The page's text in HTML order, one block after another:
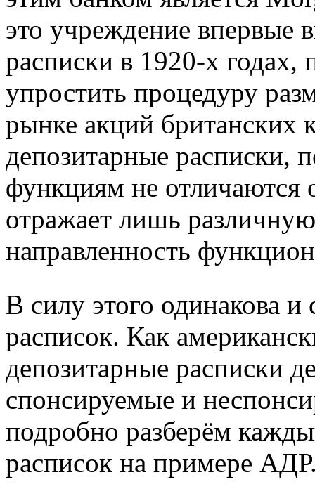
это учреждение впервые
расписки в 1920-х годах,
упростить процедуру
рынке акций британских
депозитарные расписки,
функциям не отличаются
отражает лишь
направленность
В силу этого одинакова и
расписок. Как
депозитарные расписки
спонсируемые и
подробно разберём
расписок на примере